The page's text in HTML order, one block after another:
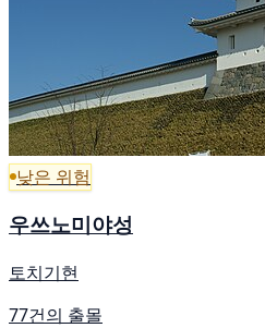
낮은 위험
우쓰노미야성
토치기현
77건의 출몰